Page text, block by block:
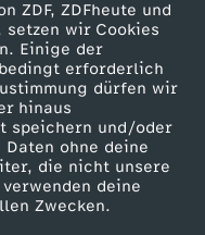
ZDF, ZDFheute und
setzen wir Cookies
Einige der
erforderlich
dürfen wir
hinaus
speichern und/oder
ohne deine
die nicht unsere
deine
Zwecken.
zum ZDF